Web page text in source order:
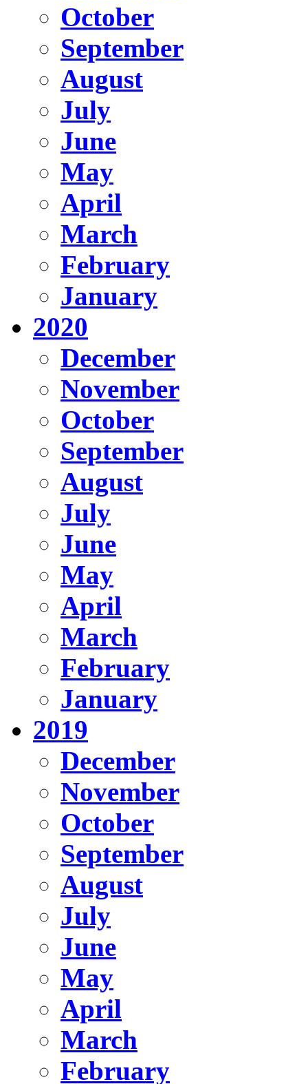
October
September
August
July
June
May
April
March
February
January
2020
December
November
October
September
August
July
June
May
April
March
February
January
2019
December
November
October
September
August
July
June
May
April
March
February